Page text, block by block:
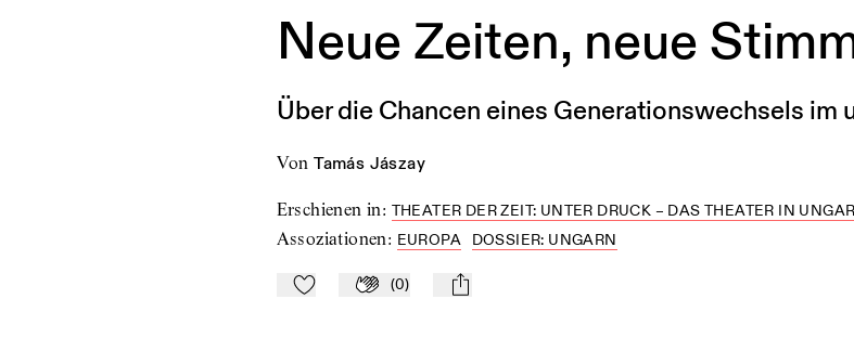
Neue Zeiten, neue
Über die Chancen eines Generationswechsels im
von Tamás Jászay
Erschienen in: THEATER DER ZEIT: UNTER DRUCK – DAS THEATER IN
Assoziationen: EUROPA DOSSIER: UNGARN
Zu Mein-TdZ hinzufügen
Applaudieren
(0) mail